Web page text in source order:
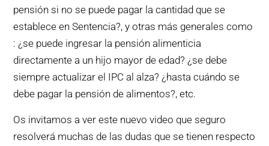
pensión si no se puede pagar la cantidad que se
establece en Sentencia?, y otras más generales como
: ¿se puede ingresar la pensión alimenticia
directamente a un hijo mayor de edad? ¿se debe
siempre actualizar el IPC al alza? ¿hasta cuándo se
debe pagar la pensión de alimentos?, etc.
Os invitamos a ver este nuevo video que seguro
resolverá muchas de las dudas que se tienen respecto